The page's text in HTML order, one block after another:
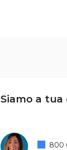
Siamo a tua
800